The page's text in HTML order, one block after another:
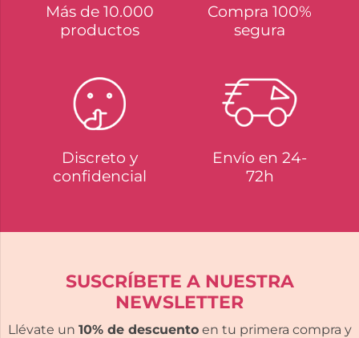
Más de 10.000
productos
Compra 100%
segura
Discreto y
confidencial
Envío en 24-
72h
SUSCRÍBETE A NUESTRA
NEWSLETTER
Llévate un 10% de descuentoen tu primera compra y